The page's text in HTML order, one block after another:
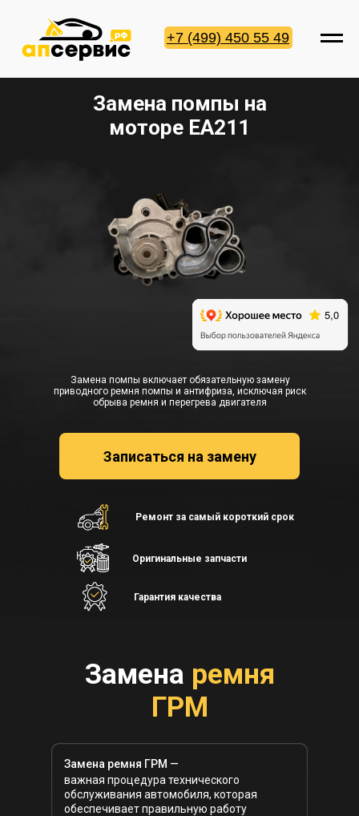
+7 (499) 450 55 49
Замена помпы на
моторе EA211
Замена помпы включает обязательную замену
приводного ремня помпы и антифриза, исключая риск
обрыва ремня и перегрева двигателя
Ремонт за самый короткий срок
Оригинальные запчасти
Записаться на замену
Гарантия качества
Замена ремня
ГРМ
важная процедура технического
обслуживания автомобиля, которая
обеспечивает правильную работу
Замена ремня ГРМ —